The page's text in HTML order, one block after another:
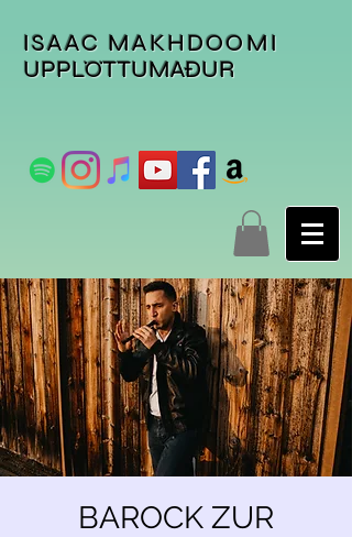
ISAAC MAKHDOOMI
UPPLÖTTUMAÐUR
BAROCK ZUR